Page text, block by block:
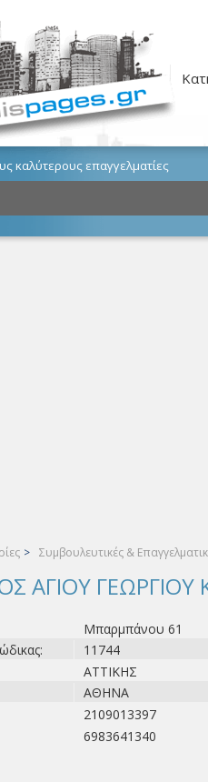
καλύτερους επαγγελματίες
> Συμβουλευτικές &
ΑΓΙΟΥ
Μπαρμπάνου 61
11744
ΑΤΤΙΚΗΣ
ΑΘΗΝΑ
2109013397
6983641340